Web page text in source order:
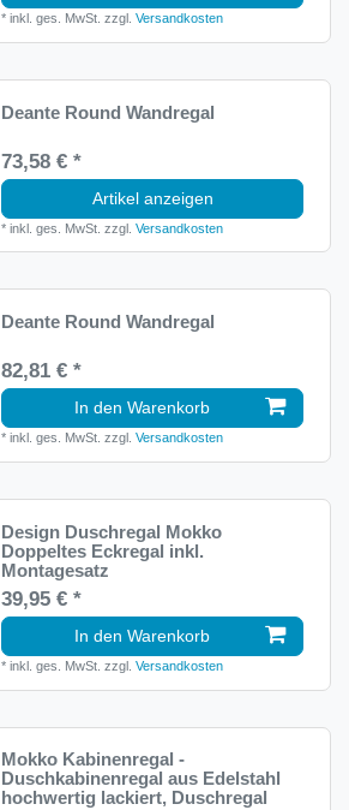
*inkl. ges. MwSt. zzgl.Versandkosten
Deante Round Wandregal
73,58 € *
Artikel anzeigen
*inkl. ges. MwSt. zzgl.Versandkosten
Deante Round Wandregal
82,81 € *
In den Warenkorb
*inkl. ges. MwSt. zzgl.Versandkosten
Design Duschregal Mokko
Doppeltes Eckregal inkl.
Montagesatz
39,95 € *
In den Warenkorb
*inkl. ges. MwSt. zzgl.Versandkosten
Mokko Kabinenregal -
Duschkabinenregal aus Edelstahl
hochwertig lackiert, Duschregal